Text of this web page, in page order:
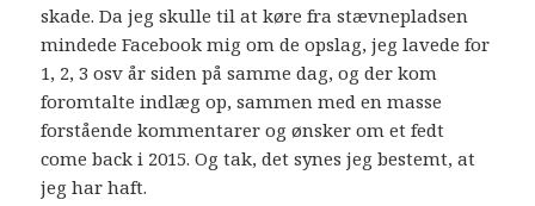
skade. Da jeg skulle til at køre fra stævnepladsen
mindede Facebook mig om de opslag, jeg lavede for
1, 2, 3 osv år siden på samme dag, og der kom
foromtalte indlæg op, sammen med en masse
forstående kommentarer og ønsker om et fedt
come back i 2015. Og tak, det synes jeg bestemt, at
jeg har haft.